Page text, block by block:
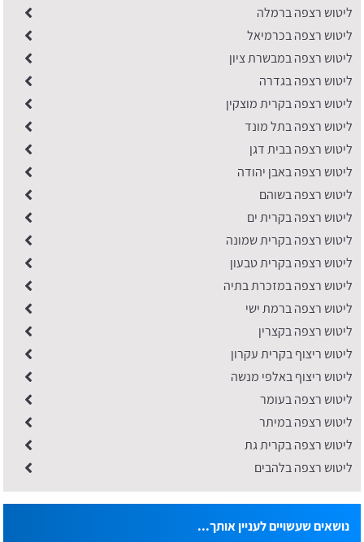
ליטוש רצפה ברמלה
ליטוש רצפה בכרמיאל
ליטוש רצפה במבשרת ציון
ליטוש רצפה בגדרה
ליטוש רצפה בקרית מוצקין
ליטוש רצפה בתל מונד
ליטוש רצפה בבית דגן
ליטוש רצפה באבן יהודה
ליטוש רצפה בשוהם
ליטוש רצפה בקרית ים
ליטוש רצפה בקרית שמונה
ליטוש רצפה בקרית טבעון
ליטוש רצפה במזכרת בתיה
ליטוש רצפה ברמת ישי
ליטוש רצפה בקצרין
ליטוש ריצוף בקרית עקרון
ליטוש ריצוף באלפי מנשה
ליטוש רצפה בעומר
ליטוש רצפה במיתר
ליטוש רצפה בקרית גת
ליטוש רצפה בלהבים
נושאים שעשויים לעניין אותך...